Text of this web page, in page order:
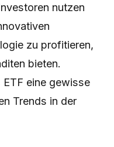
nutzen
zu profitieren,
bieten.
eine gewisse
Trends in der